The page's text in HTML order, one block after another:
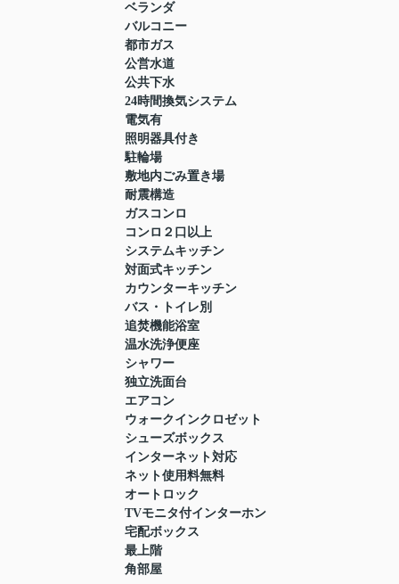
ベランダ
バルコニー
都市ガス
公営水道
公共下水
24時間換気システム
電気有
照明器具付き
駐輪場
敷地内ごみ置き場
耐震構造
ガスコンロ
コンロ２口以上
システムキッチン
対面式キッチン
カウンターキッチン
バス・トイレ別
追焚機能浴室
温水洗浄便座
シャワー
独立洗面台
エアコン
ウォークインクロゼット
シューズボックス
インターネット対応
ネット使用料無料
オートロック
TVモニタ付インターホン
宅配ボックス
最上階
角部屋